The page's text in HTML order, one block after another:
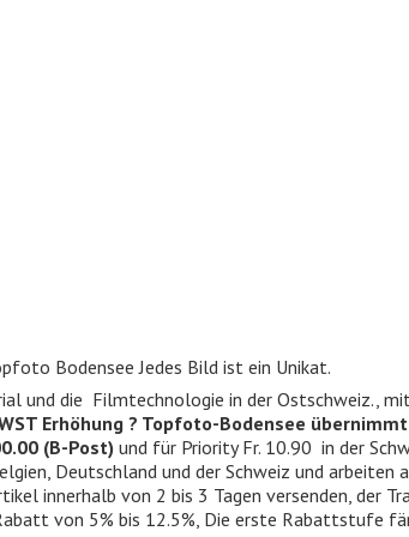
Bodensee Jedes Bild ist ein Unikat.
und die Filmtechnologie in der Ostschweiz.,
Erhöhung ? Topfoto-Bodensee
(B-Post) und für Priority Fr. 10.90 in der
Deutschland und der Schweiz und arbeiten
innerhalb von 2 bis 3 Tagen versenden, der
von 5% bis 12.5%, Die erste Rabattstufe